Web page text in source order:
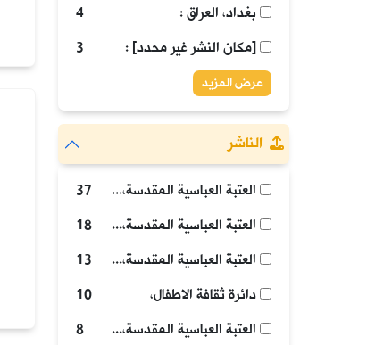
بغداد، العراق :
4
[مكان النشر غير محدد] :
3
عرض المزيد
العتبة العباسية المقدسة، قسم الشؤون الفكرية والثقافية، شعبة الطفولة والناشئة،
37
العتبة العباسية المقدسة، قسم الشؤون الفكرية، شعبة الطفولة والناشئة،
18
العتبة العباسية المقدسة، شعبة الطفولة،
13
دائرة ثقافة الاطفال،
10
العتبة العباسية المقدسة، قسم الشؤون الفكرية والثقافية، شعبة الطفولة والناشئة،
8